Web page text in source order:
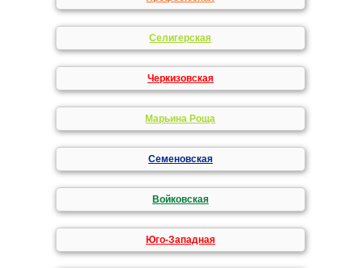
Селигерская
Черкизовская
Марьина Роща
Семеновская
Войковская
Юго-Западная